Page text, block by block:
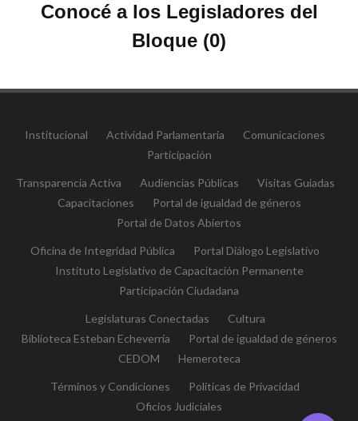
Conocé a los Legisladores del
Bloque (0)
Institucional Actividad Parlamentaria
Comunicaciones
Participación
Transparencia Activa Audiencias Públicas
Visitas Guiadas
Capacitaciones
Portal de igualdad de géneros
Portal de Datos Abiertos
Oficina de Integridad Pública
Portal Diálogo Legislativo
Instituto Legislativo de Capacitación Permanente
Participación Ciudadana
Legislaturas Conectadas
Cultura
Biblioteca Esteban Echeverría
Portal de igualdad de géneros
CEDOM
Hemeroteca
Términos y Condiciones
Políticas de Privacidad
Oficios Judiciales